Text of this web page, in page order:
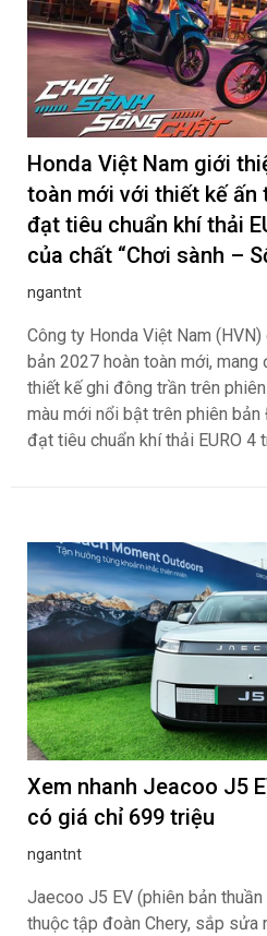
Honda Việt Nam giới
toàn mới với thiết kế ấn
đạt tiêu chuẩn khí thải
của chất “Chơi sành –
ngantnt
Công ty Honda Việt Nam
bản 2027 hoàn toàn mới, mang
thiết kế ghi đông trần trên
màu mới nổi bật trên phiên
đạt tiêu chuẩn khí thải EURO 4
Xem nhanh Jeacoo J5
có giá chỉ 699 triệu
ngantnt
Jaecoo J5 EV (phiên bản
thuộc tập đoàn Chery, sắp sửa